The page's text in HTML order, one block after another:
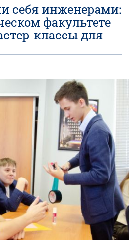
себя инженерами:
факультете
классы для